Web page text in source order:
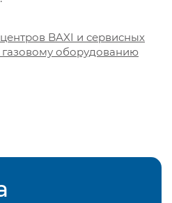
BAXI и сервисных
газовому оборудованию